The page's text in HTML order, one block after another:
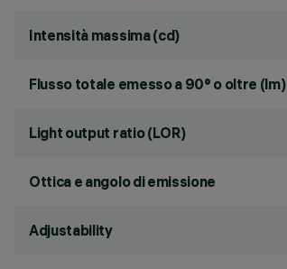
Intensità massima (cd)
Flusso totale emesso a 90° o oltre (lm)
Light output ratio (LOR)
Ottica e angolo di emissione
Adjustability